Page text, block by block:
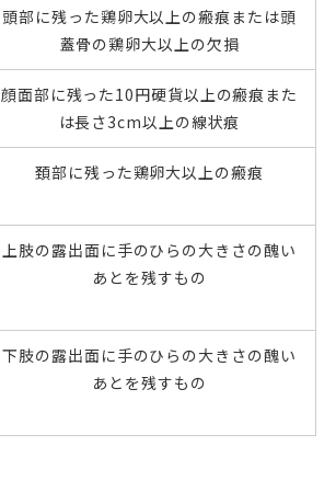
頭部に残った鶏卵大以上の瘢痕または頭
蓋骨の鶏卵大以上の欠損
顔面部に残った10円硬貨以上の瘢痕また
は長さ3cm以上の線状痕
頚部に残った鶏卵大以上の瘢痕
上肢の露出面に手のひらの大きさの醜い
あとを残すもの
下肢の露出面に手のひらの大きさの醜い
あとを残すもの